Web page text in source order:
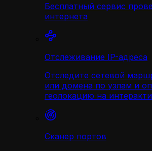
Бесплатный сервис
интернета
Отслеживание IP-адреса
Отследите сетевой
или домена по узлам и
геолокацию на
Сканер портов